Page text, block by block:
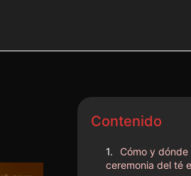
Contenido
Cómo y dónde
ceremonia del té